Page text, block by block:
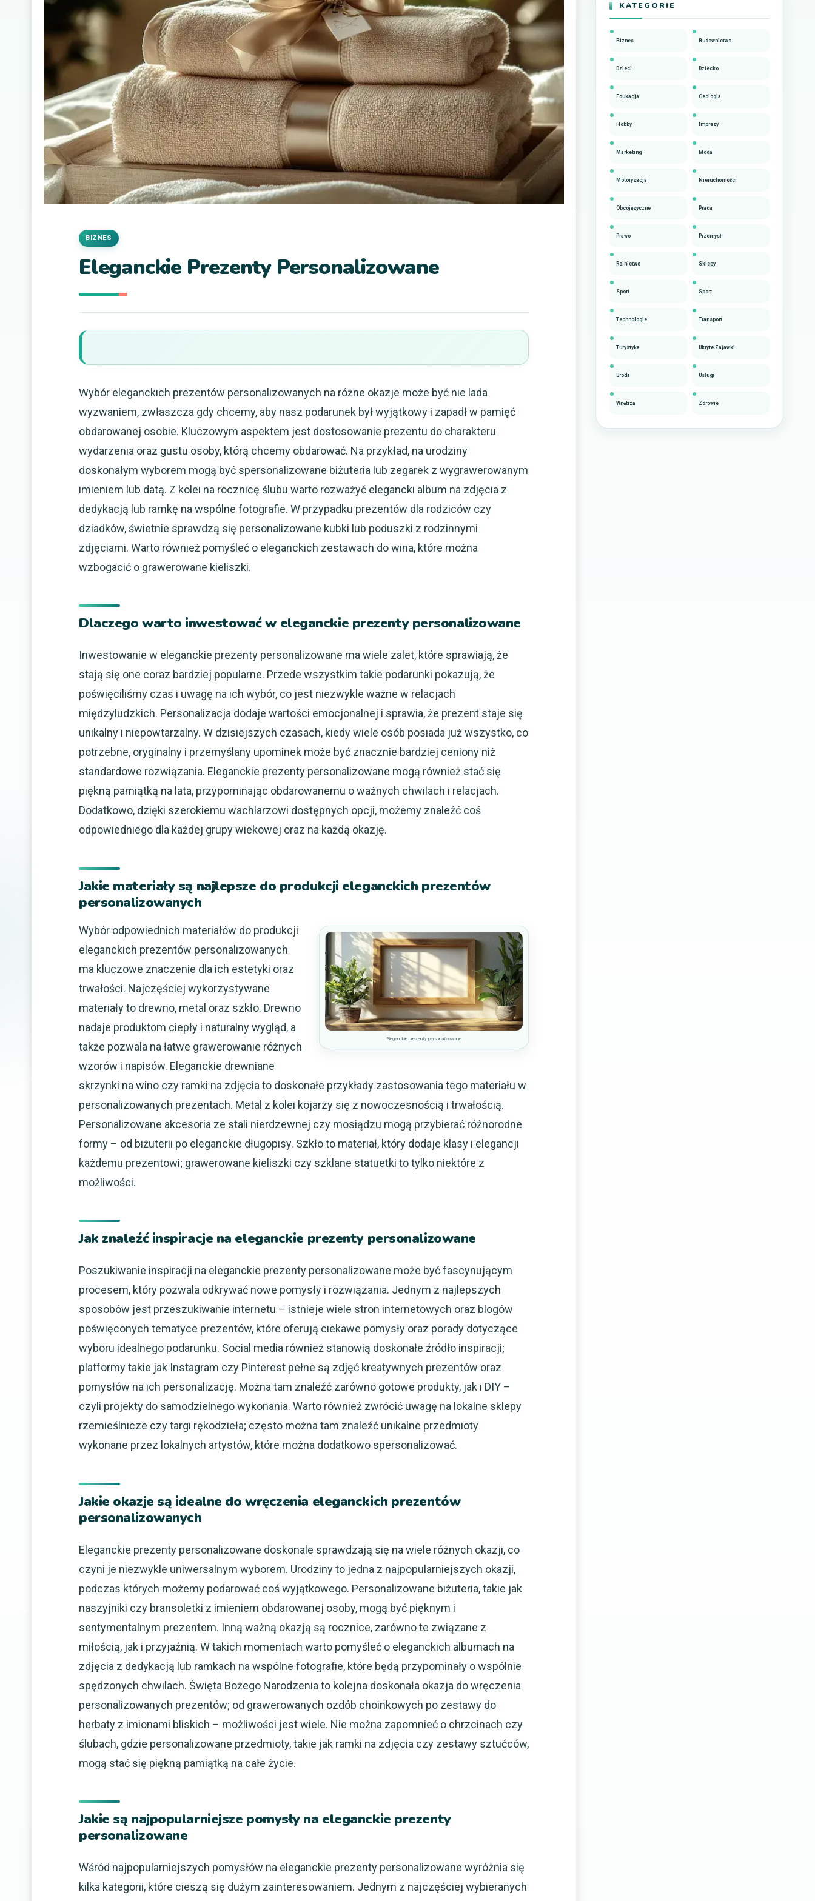
Eleganckie Prezenty Personalizowane
BIZNES
Wybór eleganckich prezentów personalizowanych na różne okazje może być nie lada
wyzwaniem, zwłaszcza gdy chcemy, aby nasz podarunek był wyjątkowy i zapadł w pamięć
obdarowanej osobie. Kluczowym aspektem jest dostosowanie prezentu do charakteru
wydarzenia oraz gustu osoby, którą chcemy obdarować. Na przykład, na urodziny
doskonałym wyborem mogą być spersonalizowane biżuteria lub zegarek z wygrawerowanym
imieniem lub datą. Z kolei na rocznicę ślubu warto rozważyć elegancki album na zdjęcia z
dedykacją lub ramkę na wspólne fotografie. W przypadku prezentów dla rodziców czy
dziadków, świetnie sprawdzą się personalizowane kubki lub poduszki z rodzinnymi
zdjęciami. Warto również pomyśleć o eleganckich zestawach do wina, które można
wzbogacić o grawerowane kieliszki.
Dlaczego warto inwestować w eleganckie prezenty personalizowane
Inwestowanie w eleganckie prezenty personalizowane ma wiele zalet, które sprawiają, że
stają się one coraz bardziej popularne. Przede wszystkim takie podarunki pokazują, że
poświęciliśmy czas i uwagę na ich wybór, co jest niezwykle ważne w relacjach
międzyludzkich. Personalizacja dodaje wartości emocjonalnej i sprawia, że prezent staje się
unikalny i niepowtarzalny. W dzisiejszych czasach, kiedy wiele osób posiada już wszystko, co
potrzebne, oryginalny i przemyślany upominek może być znacznie bardziej ceniony niż
standardowe rozwiązania. Eleganckie prezenty personalizowane mogą również stać się
piękną pamiątką na lata, przypominając obdarowanemu o ważnych chwilach i relacjach.
Dodatkowo, dzięki szerokiemu wachlarzowi dostępnych opcji, możemy znaleźć coś
odpowiedniego dla każdej grupy wiekowej oraz na każdą okazję.
Jakie materiały są najlepsze do produkcji eleganckich prezentów
personalizowanych
Eleganckie prezenty personalizowane
Wybór odpowiednich materiałów do produkcji
eleganckich prezentów personalizowanych
ma kluczowe znaczenie dla ich estetyki oraz
trwałości. Najczęściej wykorzystywane
materiały to drewno, metal oraz szkło. Drewno
nadaje produktom ciepły i naturalny wygląd, a
także pozwala na łatwe grawerowanie różnych
wzorów i napisów. Eleganckie drewniane
skrzynki na wino czy ramki na zdjęcia to doskonałe przykłady zastosowania tego materiału w
personalizowanych prezentach. Metal z kolei kojarzy się z nowoczesnością i trwałością.
Personalizowane akcesoria ze stali nierdzewnej czy mosiądzu mogą przybierać różnorodne
formy – od biżuterii po eleganckie długopisy. Szkło to materiał, który dodaje klasy i elegancji
każdemu prezentowi; grawerowane kieliszki czy szklane statuetki to tylko niektóre z
możliwości.
Jak znaleźć inspiracje na eleganckie prezenty personalizowane
Poszukiwanie inspiracji na eleganckie prezenty personalizowane może być fascynującym
procesem, który pozwala odkrywać nowe pomysły i rozwiązania. Jednym z najlepszych
sposobów jest przeszukiwanie internetu – istnieje wiele stron internetowych oraz blogów
poświęconych tematyce prezentów, które oferują ciekawe pomysły oraz porady dotyczące
wyboru idealnego podarunku. Social media również stanowią doskonałe źródło inspiracji;
platformy takie jak Instagram czy Pinterest pełne są zdjęć kreatywnych prezentów oraz
pomysłów na ich personalizację. Można tam znaleźć zarówno gotowe produkty, jak i DIY –
czyli projekty do samodzielnego wykonania. Warto również zwrócić uwagę na lokalne sklepy
rzemieślnicze czy targi rękodzieła; często można tam znaleźć unikalne przedmioty
wykonane przez lokalnych artystów, które można dodatkowo spersonalizować.
Jakie okazje są idealne do wręczenia eleganckich prezentów
personalizowanych
Eleganckie prezenty personalizowane doskonale sprawdzają się na wiele różnych okazji, co
czyni je niezwykle uniwersalnym wyborem. Urodziny to jedna z najpopularniejszych okazji,
podczas których możemy podarować coś wyjątkowego. Personalizowane biżuteria, takie jak
naszyjniki czy bransoletki z imieniem obdarowanej osoby, mogą być pięknym i
sentymentalnym prezentem. Inną ważną okazją są rocznice, zarówno te związane z
miłością, jak i przyjaźnią. W takich momentach warto pomyśleć o eleganckich albumach na
zdjęcia z dedykacją lub ramkach na wspólne fotografie, które będą przypominały o wspólnie
spędzonych chwilach. Święta Bożego Narodzenia to kolejna doskonała okazja do wręczenia
personalizowanych prezentów; od grawerowanych ozdób choinkowych po zestawy do
herbaty z imionami bliskich – możliwości jest wiele. Nie można zapomnieć o chrzcinach czy
ślubach, gdzie personalizowane przedmioty, takie jak ramki na zdjęcia czy zestawy sztućców,
mogą stać się piękną pamiątką na całe życie.
Jakie są najpopularniejsze pomysły na eleganckie prezenty
personalizowane
Wśród najpopularniejszych pomysłów na eleganckie prezenty personalizowane wyróżnia się
kilka kategorii, które cieszą się dużym zainteresowaniem. Jednym z najczęściej wybieranych
KATEGORIE
Biznes Budownictwo
Dzieci Dziecko
Edukacja Geologia
Hobby Imprezy
Marketing Moda
Motoryzacja Nieruchomości
Obcojęzyczne Praca
Prawo Przemysł
Rolnictwo Sklepy
Sport Sport
Technologie Transport
Turystyka Ukryte Zajawki
Uroda Usługi
Wnętrza Zdrowie